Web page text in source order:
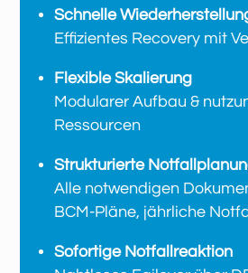
Schnelle
Effizientes Recovery mit
Flexible Skalierung
Modularer Aufbau &
Ressourcen
Strukturierte
Alle notwendigen
BCM-Pläne, jährliche
Sofortige Notfallreaktion